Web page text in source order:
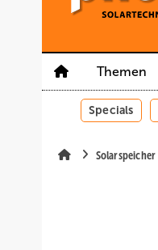
Themen
Specials
Solarspeicher